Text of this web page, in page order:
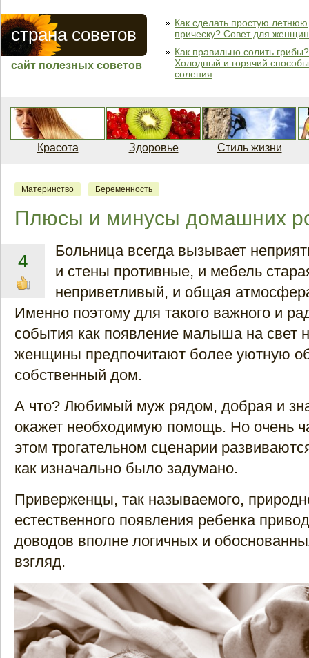
страна советов
сайт полезных советов
Как сделать простую летнюю
прическу? Совет для женщин
Как правильно солить грибы?
Холодный и горячий способы
соления
Красота Здоровье Стиль жизни
Материнство Беременность
Плюсы и минусы домашних
4
Больница всегда вызывает
и стены противные, и мебель
неприветливый, и общая
Именно поэтому для такого важного и
события как появление малыша на свет
женщины предпочитают более уютную
собственный дом.
А что? Любимый муж рядом, добрая и
окажет необходимую помощь. Но очень
этом трогательном сценарии
как изначально было задумано.
Приверженцы, так называемого,
естественного появления ребенка
доводов вполне логичных и
взгляд.